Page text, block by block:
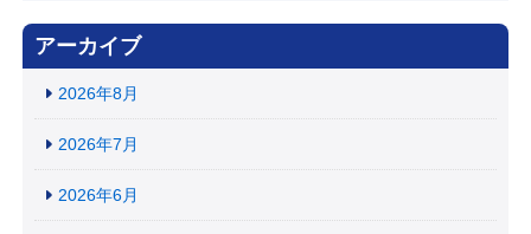
アーカイブ
2026年8月
2026年7月
2026年6月